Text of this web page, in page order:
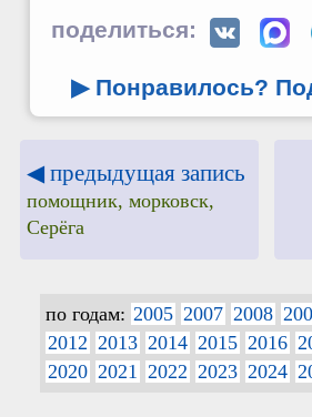
поделиться:
▶ Понравилось?
◀ предыдущая запись
помощник, морковск,
Серёга
по годам: 2005 2007 2008
2012 2013 2014 2015 2016
2020 2021 2022 2023 2024